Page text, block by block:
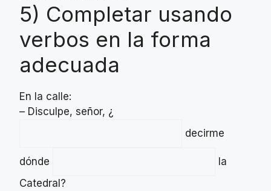
5) Completar usando
verbos en la forma
adecuada
En la calle:
– Disculpe, señor, ¿
decirme
dónde
la
Catedral?